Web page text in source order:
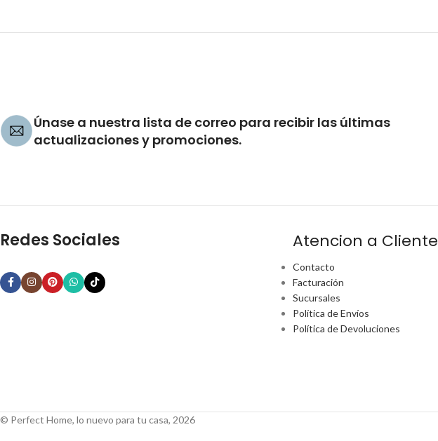
Únase a nuestra lista de correo para recibir las últimas
actualizaciones y promociones.
Redes Sociales Atencion a Cliente
Contacto
Facturación
Sucursales
Política de Envíos
Política de Devoluciones
© Perfect Home, lo nuevo para tu casa, 2026